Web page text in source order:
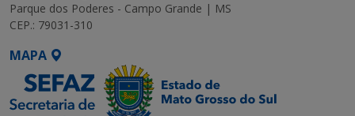
Parque dos Poderes - Campo Grande | MS
CEP.: 79031-310
MAPA